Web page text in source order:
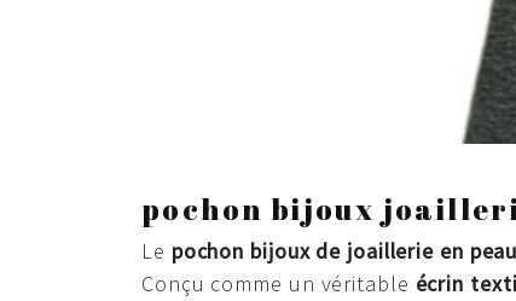
pochon bijoux
Le pochon bijoux de joaillerie en
Conçu comme un véritable écrin